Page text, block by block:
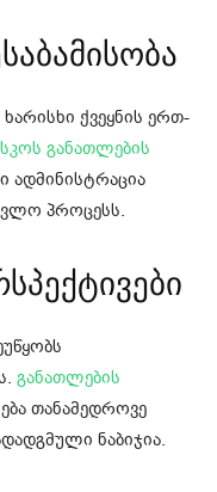
ქვეყნის ერთ-
განათლების
ადმინისტრაცია
პროცესს.
განათლების
თანამედროვე
ნაბიჯია.